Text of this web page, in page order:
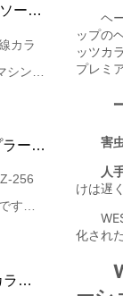
ータ
カラ
シン
画像
ゴリズ
て、
欠陥
りス
す。
ーニ
フロ
タ
256
す。
ム/
） 4.5
ー